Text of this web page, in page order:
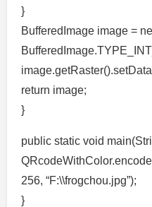
}
BufferedImage image =
return image;
}
public static void
256, “F:\\frogchou.jpg”);
}